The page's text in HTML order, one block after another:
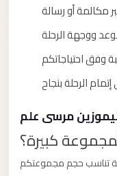
مكالمة أو رسالة
ووجهة الرحلة
وفق احتياجاتكم
الرحلة بنجاح
مرسى علم
كبيرة؟
Airport
Limousine
shuttle